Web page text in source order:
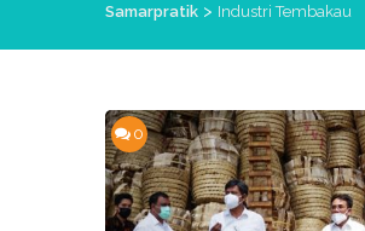
Samarpratik > Industri Tembakau
0